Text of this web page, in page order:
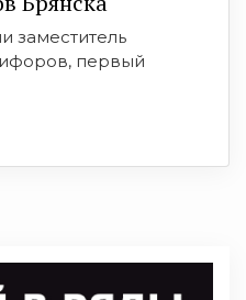
заместитель
первый